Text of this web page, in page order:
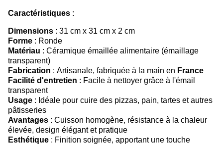
Caractéristiques :
Dimensions : 31 cm x 31 cm x 2 cm
Forme : Ronde
Matériau : Céramique émaillée alimentaire (émaillage
transparent)
Fabrication : Artisanale, fabriquée à la main en France
Facilité d'entretien : Facile à nettoyer grâce à l'émail
transparent
Usage : Idéale pour cuire des pizzas, pain, tartes et autres
pâtisseries
Avantages : Cuisson homogène, résistance à la chaleur
élevée, design élégant et pratique
Esthétique : Finition soignée, apportant une touche